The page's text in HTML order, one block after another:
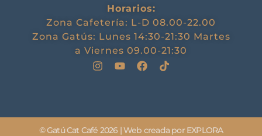
Horarios:
Zona Cafetería: L-D 08.00-22.00
Zona Gatús: Lunes 14:30-21:30 Martes
a Viernes 09.00-21:30
© Gatú Cat Café 2026 | Web creada por EXPLORA